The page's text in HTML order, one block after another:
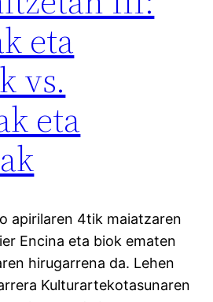
eta
vs.
eta
apirilaren 4tik maiatzaren
Encina eta biok ematen
hirugarrena da. Lehen
Kulturartekotasunaren